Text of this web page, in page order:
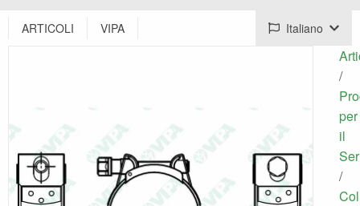
ARTICOLI VIPA Italiano
/
per
il
/